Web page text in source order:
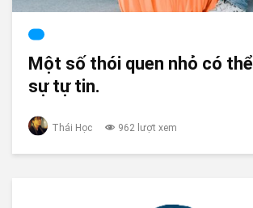
Một số thói quen nhỏ có
sự tự tin.
Thái Học 962 lượt xem